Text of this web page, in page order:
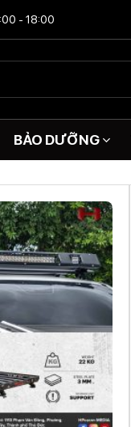
- 18:00
BẢO DƯỠNG